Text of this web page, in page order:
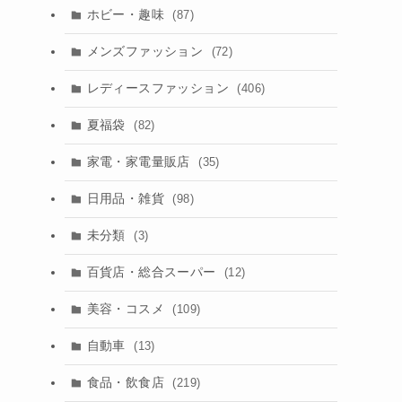
ホビー・趣味 (87)
メンズファッション (72)
レディースファッション (406)
夏福袋 (82)
家電・家電量販店 (35)
日用品・雑貨 (98)
未分類 (3)
百貨店・総合スーパー (12)
美容・コスメ (109)
自動車 (13)
食品・飲食店 (219)